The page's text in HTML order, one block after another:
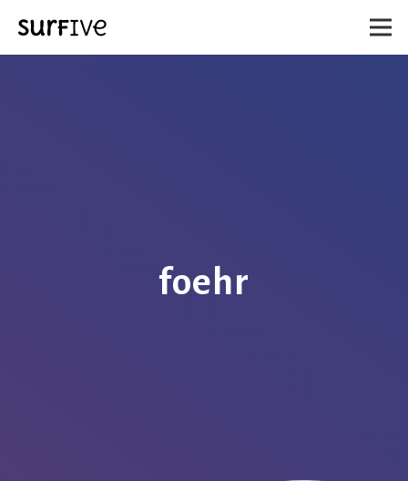
foehr